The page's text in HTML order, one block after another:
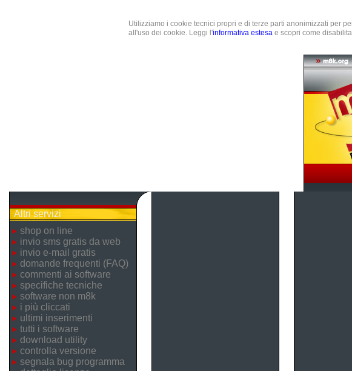
Utilizziamo i cookie tecnici propri e di terze parti anonimizzati per
all'uso dei cookie. Leggi l'informativa estesa e scopri come
Altri servizi
shop on line
invio sms gratis da web
invio e-mail gratis
domande frequenti (FAQ)
commenti ai software
specifiche tecniche
software non m8k
i più cliccati
ultimi inserimenti
tutti i software
download utility
controlla versione
segnala bug programma